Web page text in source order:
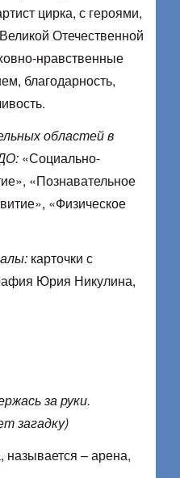
цирка, с героями,
Отечественной
нравственные
благодарность,
областей в
«Социально-
«Познавательное
«Физическое
карточки с
Юрия Никулина,
за руки.
загадку)
называется – арена,